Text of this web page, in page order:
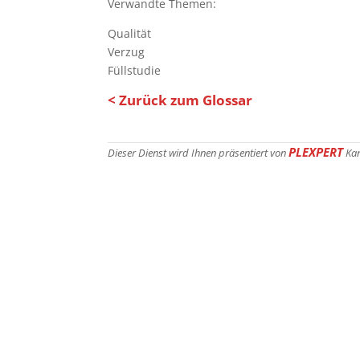
Verwandte Themen:
Qualität
Verzug
Füllstudie
< Zurück zum Glossar
Dieser Dienst wird Ihnen präsentiert vonPLEXPERT